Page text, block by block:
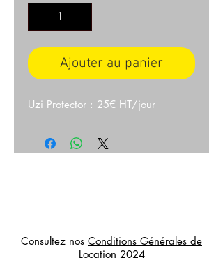
Ajouter au panier
Uzi Protector : 25€ HT/jour
Consultez nos Conditions Générales de
Location 2024